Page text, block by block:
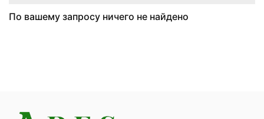
По вашему запросу ничего не найдено